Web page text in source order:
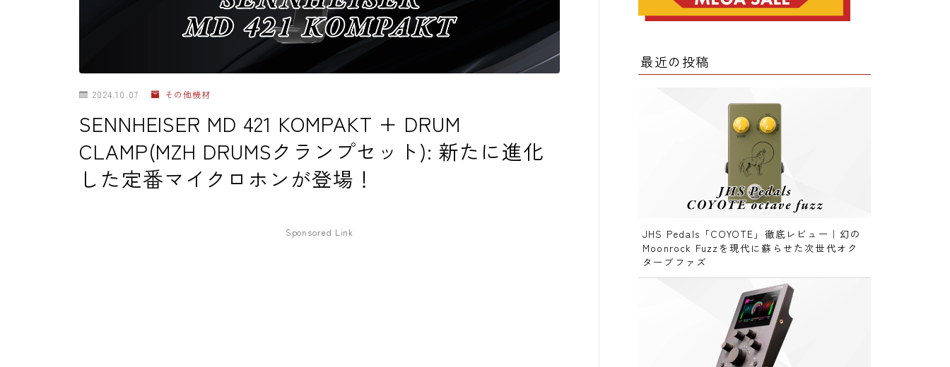
2024.10.07 その他機材
SENNHEISER MD 421 KOMPAKT + DRUM
CLAMP(MZH DRUMSクランプセット): 新たに進化
した定番マイクロホンが登場！
Sponsored Link
最近の投稿
JHS Pedals「COYOTE」徹底レビュー｜幻の
Moonrock Fuzzを現代に蘇らせた次世代オク
ターブファズ